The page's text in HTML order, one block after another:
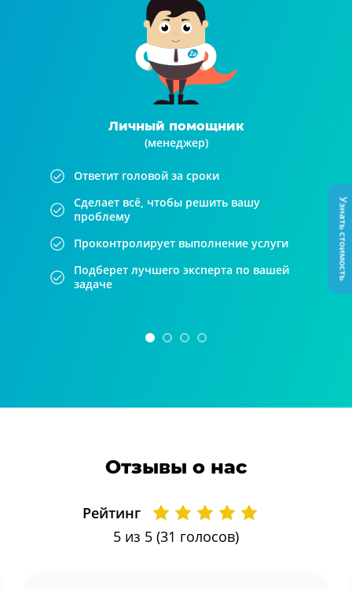
Личный помощник
(менеджер)
Ответит головой за сроки
Сделает всё, чтобы решить вашу
проблему
Проконтролирует выполнение услуги
Подберет лучшего эксперта по вашей
задаче
Отзывы о нас
Рейтинг
5 из 5 (31 голосов)
Узнать стоимость